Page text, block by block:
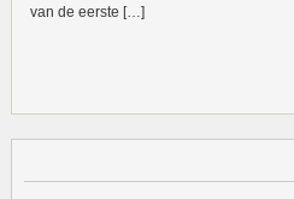
van de eerste […]